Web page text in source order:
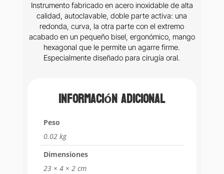
Instrumento fabricado en acero inoxidable de alta
calidad, autoclavable, doble parte activa: una
redonda, curva, la otra parte con el extremo
acabado en un pequeño bisel, ergonómico, mango
hexagonal que le permite un agarre firme.
Especialmente diseñado para cirugía oral.
Información adicional
Peso
0.02 kg
Dimensiones
23 × 4 × 2 cm